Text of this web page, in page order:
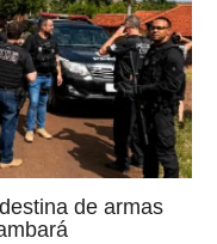
de armas